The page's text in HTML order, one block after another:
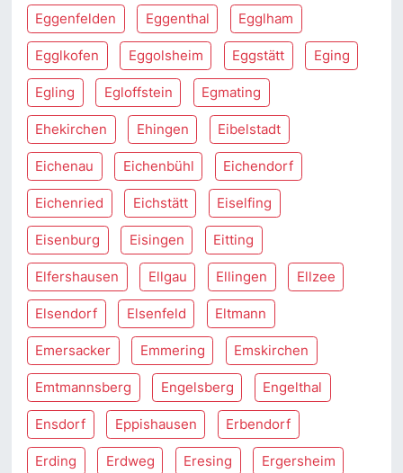
Eggenfelden Eggenthal Egglham
Egglkofen Eggolsheim Eggstätt Eging
Egling Egloffstein Egmating
Ehekirchen Ehingen Eibelstadt
Eichenau Eichenbühl Eichendorf
Eichenried Eichstätt Eiselfing
Eisenburg Eisingen Eitting
Elfershausen Ellgau Ellingen Ellzee
Elsendorf Elsenfeld Eltmann
Emersacker Emmering Emskirchen
Emtmannsberg Engelsberg Engelthal
Ensdorf Eppishausen Erbendorf
Erding Erdweg Eresing Ergersheim